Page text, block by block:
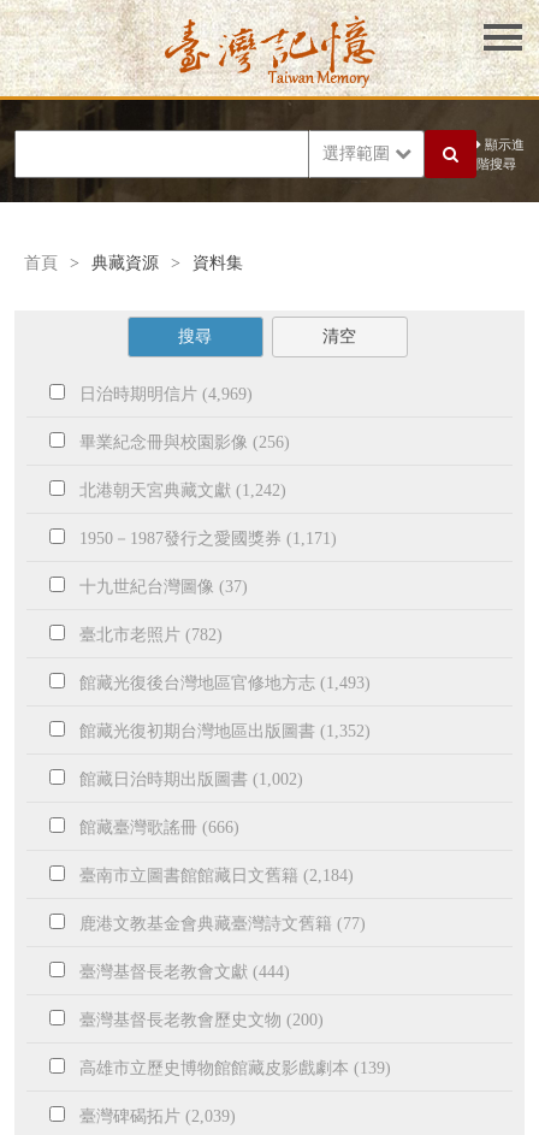
選擇範圍
顯示進
階搜尋
首頁 > 典藏資源 > 資料集
搜尋 清空
日治時期明信片 (4,969)
畢業紀念冊與校園影像 (256)
北港朝天宮典藏文獻 (1,242)
1950－1987發行之愛國獎券 (1,171)
十九世紀台灣圖像 (37)
臺北市老照片 (782)
館藏光復後台灣地區官修地方志 (1,493)
館藏光復初期台灣地區出版圖書 (1,352)
館藏日治時期出版圖書 (1,002)
館藏臺灣歌謠冊 (666)
臺南市立圖書館館藏日文舊籍 (2,184)
鹿港文教基金會典藏臺灣詩文舊籍 (77)
臺灣基督長老教會文獻 (444)
臺灣基督長老教會歷史文物 (200)
高雄市立歷史博物館館藏皮影戲劇本 (139)
臺灣碑碣拓片 (2,039)